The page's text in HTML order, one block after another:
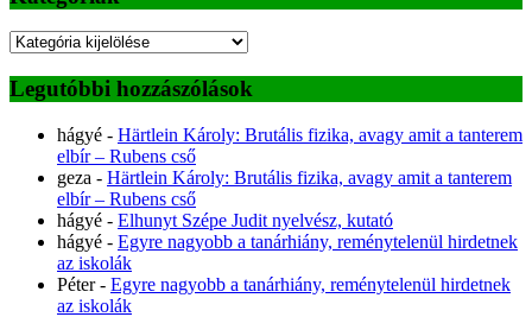
Kategóriák
Legutóbbi hozzászólások
hágyé - Härtlein Károly: Brutális fizika, avagy amit a tanterem
elbír – Rubens cső
geza - Härtlein Károly: Brutális fizika, avagy amit a tanterem
elbír – Rubens cső
hágyé - Elhunyt Szépe Judit nyelvész, kutató
hágyé - Egyre nagyobb a tanárhiány, reménytelenül hirdetnek
az iskolák
Péter- Egyre nagyobb a tanárhiány, reménytelenül hirdetnek
az iskolák